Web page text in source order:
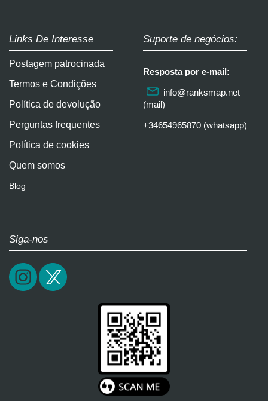
Links De Interesse
Postagem patrocinada
Termos e Condições
Política de devolução
Perguntas frequentes
Política de cookies
Quem somos
Blog
Suporte de negócios:
Resposta por e-mail:
info@ranksmap.net
(mail)
+34654965870 (whatsapp)
Siga-nos